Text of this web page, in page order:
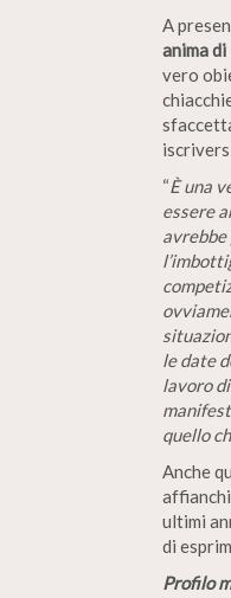
A
anima
vero
“È una
essere
le date
lavoro
quello
Anche
ultimi
di
Profilo